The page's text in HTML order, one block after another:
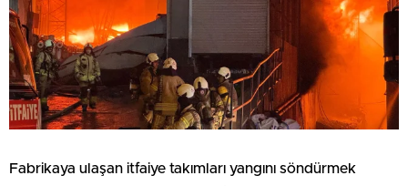
Fabrikaya ulaşan itfaiye takımları yangını söndürmek